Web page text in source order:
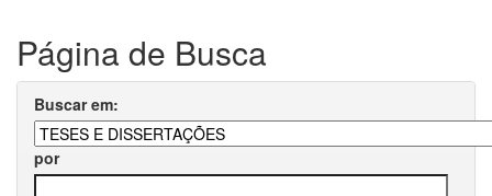
Página de Busca
Buscar em:
por